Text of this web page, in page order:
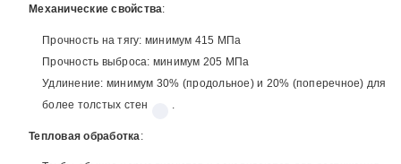
Механические свойства:
Прочность на тягу: минимум 415 МПа
Прочность выброса: минимум 205 МПа
Удлинение: минимум 30% (продольное) и 20% (поперечное) для
более толстых стен
Тепловая обработка: